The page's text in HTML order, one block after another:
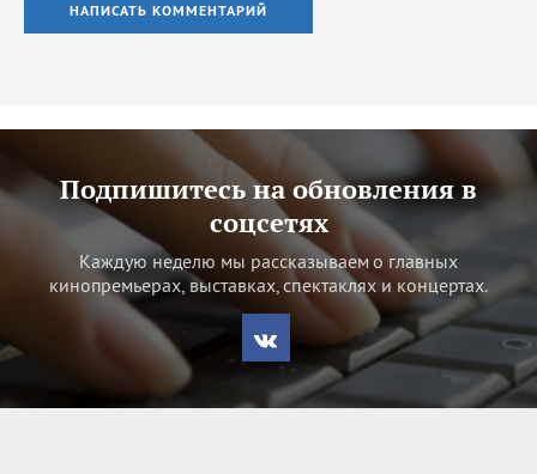
НАПИСАТЬ КОММЕНТАРИЙ
Подпишитесь на обновления в
соцсетях
Каждую неделю мы рассказываем о главных
кинопремьерах, выставках, спектаклях и концертах.